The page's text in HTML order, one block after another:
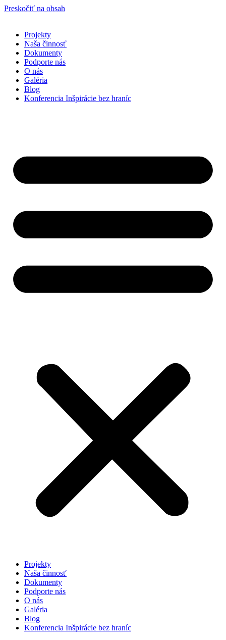
Preskočiť na obsah
Projekty
Naša činnosť
Dokumenty
Podporte nás
O nás
Galéria
Blog
Konferencia Inšpirácie bez hraníc
Projekty
Naša činnosť
Dokumenty
Podporte nás
O nás
Galéria
Blog
Konferencia Inšpirácie bez hraníc